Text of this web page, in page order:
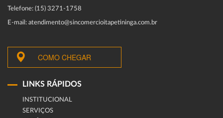
Telefone: (15) 3271-1758
E-mail: atendimento@sincomercioitapetininga.com.br
COMO CHEGAR
LINKS RÁPIDOS
INSTITUCIONAL
SERVIÇOS